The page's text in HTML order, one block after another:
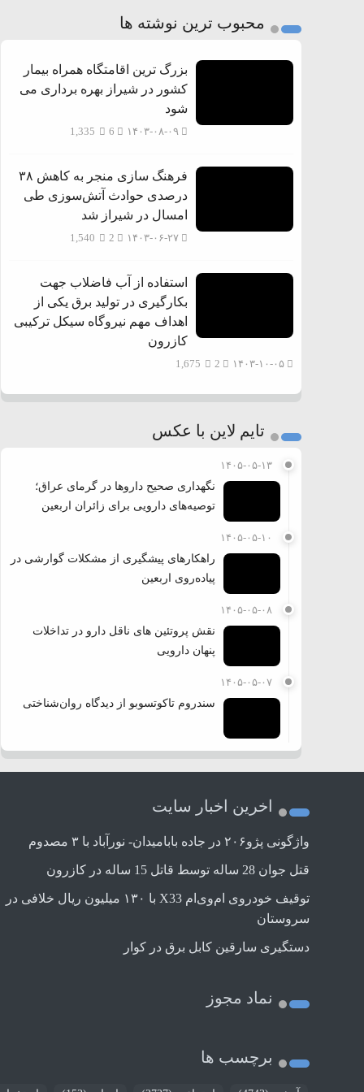
3
محبوب ترین نوشته ها
بزرگ ترین اقامتگاه همراه بیمار
کشور در شیراز بهره برداری می
شود
۱۴۰۳-۰۸-۰۹ 1,335
فرهنگ سازی منجر به کاهش ۳۸
درصدی حوادث آتش‌سوزی طی
امسال در شیراز شد
۱۴۰۳-۰۶-۲۷ 1,540
استفاده از آب فاضلاب جهت
بکارگیری در تولید برق یکی از
اهداف مهم نیروگاه سیکل ترکیبی
کازرون
۱۴۰۳-۱۰-۰۵ 1,675
تایم لاین با عکس
۱۴۰۵-۰۵-۱۳
نگهداری صحیح داروها در گرمای عراق؛
توصیه‌های دارویی برای زائران اربعین
۱۴۰۵-۰۵-۱۰
راهکارهای پیشگیری از مشکلات گوارشی در
پیاده‌روی اربعین
۱۴۰۵-۰۵-۰۸
نقش پروتئین های ناقل دارو در تداخلات
پنهان دارویی
۱۴۰۵-۰۵-۰۷
سندروم تاکوتسوبو از دیدگاه روان‌شناختی
اخرین اخبار سایت
واژگونی پژو۲۰۶ در جاده بابامیدان- نورآباد با ۳ مصدوم
قتل جوان 28 ساله توسط قاتل 15 ساله در کازرون
توقیف خودروی ام‌وی‌ام X33 با ۱۳۰ میلیون ریال خلافی در
سروستان
دستگیری سارقین کابل برق در کوار
نماد مجوز
برچسب ها